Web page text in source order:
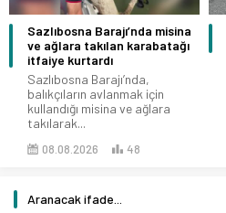
Sazlıbosna Barajı’nda misina
ve ağlara takılan karabatağı
itfaiye kurtardı
Sazlıbosna Barajı’nda,
balıkçıların avlanmak için
kullandığı misina ve ağlara
takılarak...
08.08.2026 48